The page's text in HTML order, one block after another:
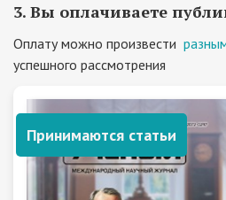
3. Вы оплачиваете
Оплату можно произвести
успешного рассмотрения
Принимаются статьи